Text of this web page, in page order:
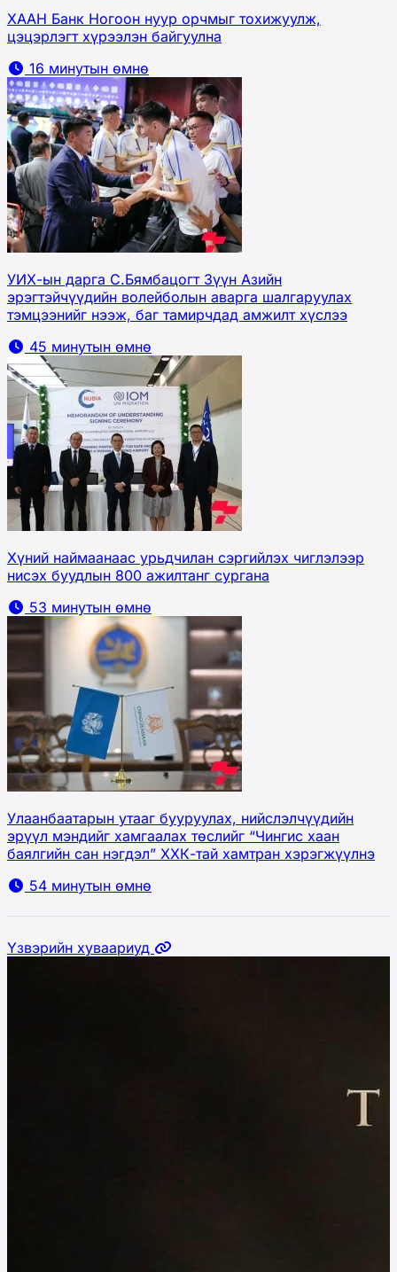
ХААН Банк Ногоон нуур орчмыг тохижуулж,
цэцэрлэгт хүрээлэн байгуулна
16 минутын өмнө
УИХ-ын дарга С.Бямбацогт Зүүн Азийн
эрэгтэйчүүдийн волейболын аварга шалгаруулах
тэмцээнийг нээж, баг тамирчдад амжилт хүслээ
45 минутын өмнө
Хүний наймаанаас урьдчилан сэргийлэх чиглэлээр
нисэх буудлын 800 ажилтанг сургана
53 минутын өмнө
Улаанбаатарын утааг бууруулах, нийслэлчүүдийн
эрүүл мэндийг хамгаалах төслийг “Чингис хаан
баялгийн сан нэгдэл” ХХК-тай хамтран хэрэгжүүлнэ
54 минутын өмнө
Үзвэрийн хуваариуд